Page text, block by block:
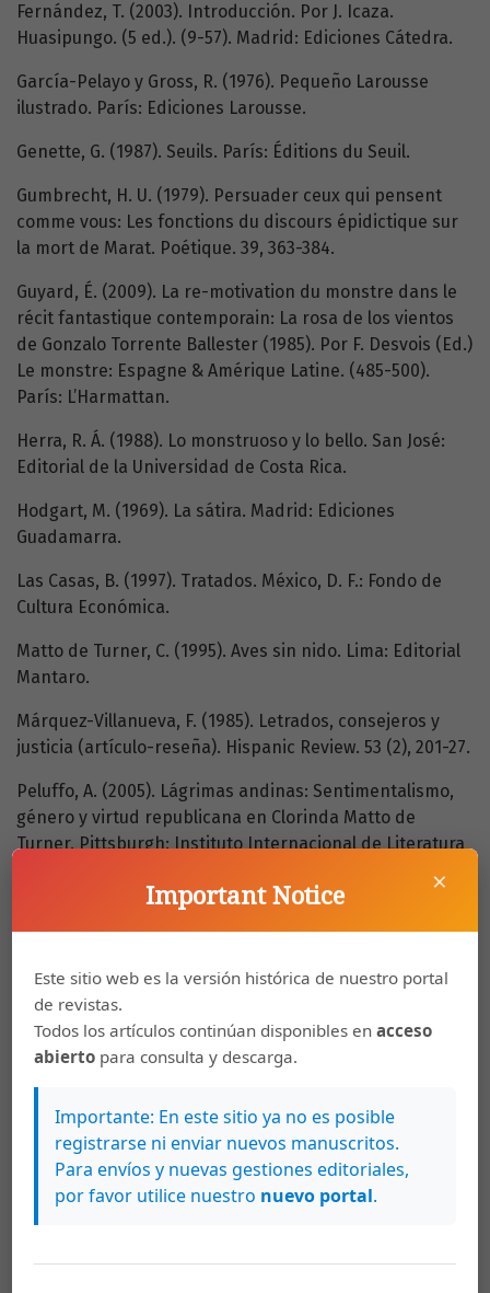
Fernández, T. (2003). Introducción. Por J. Icaza.
Huasipungo. (5 ed.). (9-57). Madrid: Ediciones Cátedra.
García-Pelayo y Gross, R. (1976). Pequeño Larousse
ilustrado. París: Ediciones Larousse.
Genette, G. (1987). Seuils. París: Éditions du Seuil.
Gumbrecht, H. U. (1979). Persuader ceux qui pensent
comme vous: Les fonctions du discours épidictique sur
la mort de Marat. Poétique. 39, 363-384.
Guyard, É. (2009). La re-motivation du monstre dans le
récit fantastique contemporain: La rosa de los vientos
de Gonzalo Torrente Ballester (1985). Por F. Desvois (Ed.)
Le monstre: Espagne & Amérique Latine. (485-500).
París: L’Harmattan.
Herra, R. Á. (1988). Lo monstruoso y lo bello. San José:
Editorial de la Universidad de Costa Rica.
Hodgart, M. (1969). La sátira. Madrid: Ediciones
Guadamarra.
Las Casas, B. (1997). Tratados. México, D. F.: Fondo de
Cultura Económica.
Matto de Turner, C. (1995). Aves sin nido. Lima: Editorial
Mantaro.
Márquez-Villanueva, F. (1985). Letrados, consejeros y
justicia (artículo-reseña). Hispanic Review. 53 (2), 201-27.
Peluffo, A. (2005). Lágrimas andinas: Sentimentalismo,
género y virtud republicana en Clorinda Matto de
Turner. Pittsburgh: Instituto Internacional de Literatura
Praz, M. (1977). La chair, la mort et le diable dans la
Rodríguez-Puértolas, J. (Ed.). (1968). La Danza de la
Muerte. Poesía de protesta en la Edad Media castellana.
(102-125). Madrid: Editorial Gredos.
Schwartz-Lerner, L. (1986). El letrado en la sátira de
Quevedo. Hispanic Review. 54 (1), 27-46.
Tauro, A. (1976). Clorinda Matto de Turner y la novela
indigenista. Lima: Dirección Universitaria de Biblioteca y
Publicaciones.
×
Important Notice
Este sitio web es la versión histórica de nuestro portal
de revistas.
Todos los artículos continúan disponibles enacceso
abierto para consulta y descarga.
Importante: En este sitio ya no es posible
registrarse ni enviar nuevos manuscritos.
Para envíos y nuevas gestiones editoriales,
por favor utilice nuestro nuevo portal.